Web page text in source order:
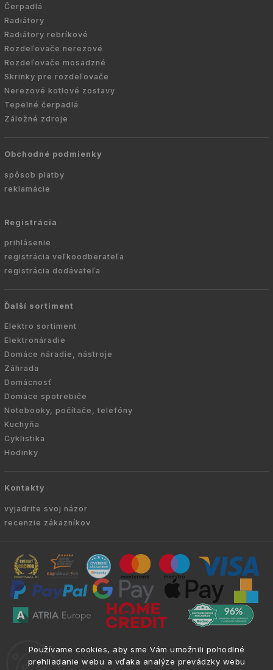
Používame cookies, aby sme Vám umožnili pohodlné
prehliadanie webu a vďaka analýze prevádzky webu
Čerpadlá
Radiátory
Radiátory rebríkové
Rozdeľovače nerezové
Rozdeľovače mosadzné
Skrinky pre rozdeľovače
Nerezové kotlové zostavy
Tepelné čerpadlá
Záložné zdroje
Obchodné podmienky
spôsob platby
reklamácie
Registrácia
prihlásenie
registrácia veľkoodberateľa
registrácia dodávateľa
Ďalší sortiment
Elektro sortiment
Elektronáradie
Domáce náradie, nástroje
Záhrada
Domácnosť
Domáce spotrebiče
Notebooky, počítače, telefóny
Kuchyňa
Cyklistika
Hodinky
Kontakty
vyjadrite svoj názor
recenzie zákazníkov
Všetky práva vyhradené.